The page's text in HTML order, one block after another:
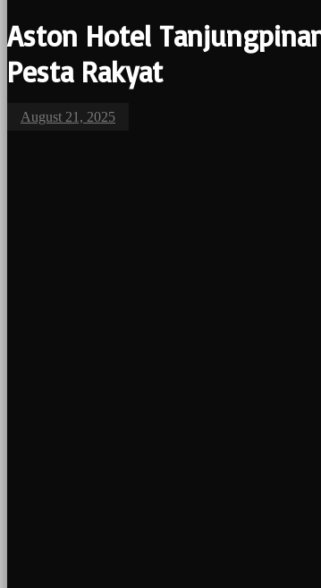
Aston Hotel
Pesta Rakyat
August 21, 2025